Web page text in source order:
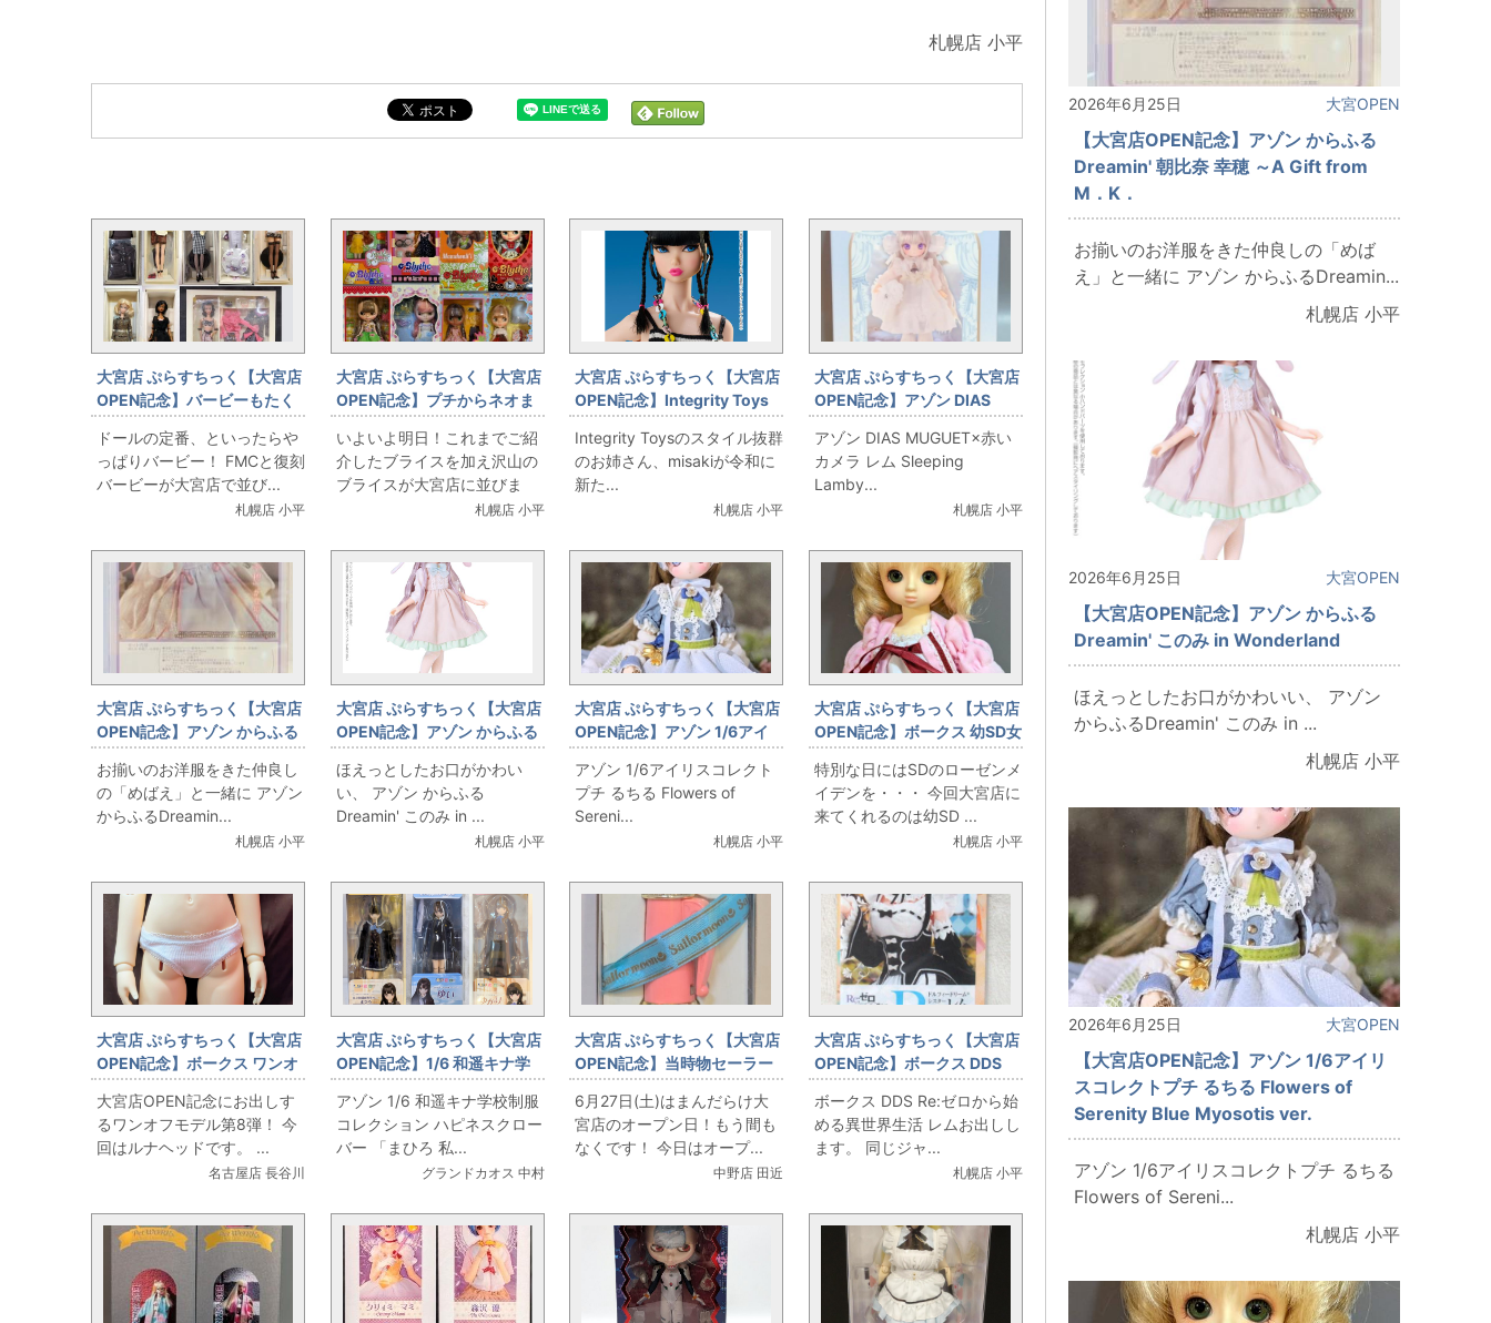
札幌店 小平
大宮店 ぷらすちっく【大宮店
OPEN記念】バービーもたく
さん出します
ドールの定番、といったらや
っぱりバービー！ FMCと復刻
バービーが大宮店で並び...
札幌店 小平
大宮店 ぷらすちっく【大宮店
OPEN記念】プチからネオま
でブライスたくさんだします
いよいよ明日！これまでご紹
介したブライスを加え沢山の
ブライスが大宮店に並びま
札幌店 小平
大宮店 ぷらすちっく【大宮店
OPEN記念】Integrity Toys
FR Nippon misaki Misaki
Neo Rave＆Blossom Pop
Integrity Toysのスタイル抜群
のお姉さん、misakiが令和に
新た...
札幌店 小平
大宮店 ぷらすちっく【大宮店
OPEN記念】アゾン DIAS
MUGUET×赤いカメラ レム
Sleeping Lamby アゾンダイ
レクトストア限定
アゾン DIAS MUGUET×赤い
カメラ レム Sleeping
Lamby...
札幌店 小平
大宮店 ぷらすちっく【大宮店
OPEN記念】アゾン からふる
Dreamin' 朝比奈 幸穂 ～A
Gift from M．K．
お揃いのお洋服をきた仲良し
の「めばえ」と一緒に アゾン
からふるDreamin...
札幌店 小平
大宮店 ぷらすちっく【大宮店
OPEN記念】アゾン からふる
Dreamin' このみ in
Wonderland
ほえっとしたお口がかわい
い、 アゾン からふる
Dreamin' このみ in ...
札幌店 小平
大宮店 ぷらすちっく【大宮店
OPEN記念】アゾン 1/6アイ
リスコレクトプチ るちる
Flowers of Serenity Blue
Myosotis ver.
アゾン 1/6アイリスコレクト
プチ るちる Flowers of
Sereni...
札幌店 小平
大宮店 ぷらすちっく【大宮店
OPEN記念】ボークス 幼SD女
の子 ローゼンメイデン 雛苺
特別な日にはSDのローゼンメ
イデンを・・・ 今回大宮店に
来てくれるのは幼SD ...
札幌店 小平
大宮店 ぷらすちっく【大宮店
OPEN記念】ボークス ワンオ
フモデル SD女の子 ルナ
大宮店OPEN記念にお出しす
るワンオフモデル第8弾！ 今
回はルナヘッドです。 ...
名古屋店 長谷川
大宮店 ぷらすちっく【大宮店
OPEN記念】1/6 和遥キナ学
校制服コレクション ハピネス
クローバー
アゾン 1/6 和遥キナ学校制服
コレクション ハピネスクロー
バー 「まひろ 私...
グランドカオス 中村
大宮店 ぷらすちっく【大宮店
OPEN記念】当時物セーラー
ムーンTOYをたくさん販売し
ます！
6月27日(土)はまんだらけ大
宮店のオープン日！もう間も
なくです！ 今日はオープ...
中野店 田近
大宮店 ぷらすちっく【大宮店
OPEN記念】ボークス DDS
Re:ゼロから始める異世界生
活 レム
ボークス DDS Re:ゼロから始
める異世界生活 レムお出しし
ます。 同じジャ...
札幌店 小平
2026年6月25日 大宮OPEN
【大宮店OPEN記念】アゾン からふる
Dreamin' 朝比奈 幸穂 ～A Gift from
M．K．
お揃いのお洋服をきた仲良しの「めば
え」と一緒に アゾン からふるDreamin...
札幌店 小平
2026年6月25日 大宮OPEN
【大宮店OPEN記念】アゾン からふる
Dreamin' このみ in Wonderland
ほえっとしたお口がかわいい、 アゾン
からふるDreamin' このみ in ...
札幌店 小平
2026年6月25日 大宮OPEN
【大宮店OPEN記念】アゾン 1/6アイリ
スコレクトプチ るちる Flowers of
Serenity Blue Myosotis ver.
アゾン 1/6アイリスコレクトプチ るちる
Flowers of Sereni...
札幌店 小平